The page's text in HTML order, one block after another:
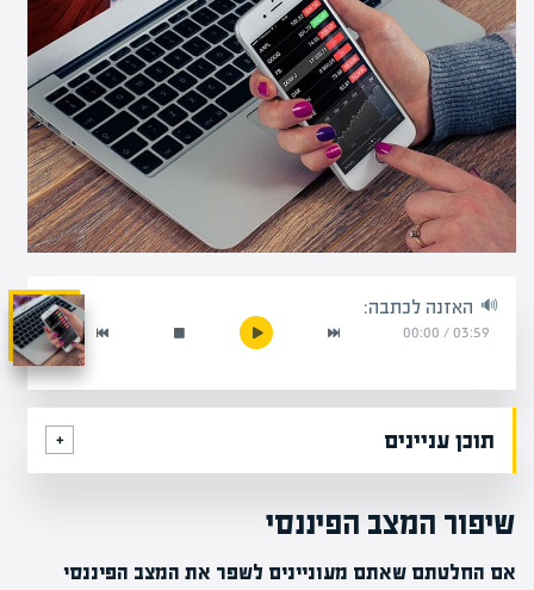
האזנה לכתבה:
03:59
/
00:00
תוכן עניינים
שיפור המצב הפיננסי
אם החלטתם שאתם מעוניינים לשפר את המצב הפיננסי